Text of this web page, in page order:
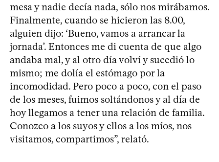
mesa y nadie decía nada, sólo nos mirábamos.
Finalmente, cuando se hicieron las 8.00,
alguien dijo: ‘Bueno, vamos a arrancar la
jornada’. Entonces me di cuenta de que algo
andaba mal, y al otro día volví y sucedió lo
mismo; me dolía el estómago por la
incomodidad. Pero poco a poco, con el paso
de los meses, fuimos soltándonos y al día de
hoy llegamos a tener una relación de familia.
Conozco a los suyos y ellos a los míos, nos
visitamos, compartimos”, relató.